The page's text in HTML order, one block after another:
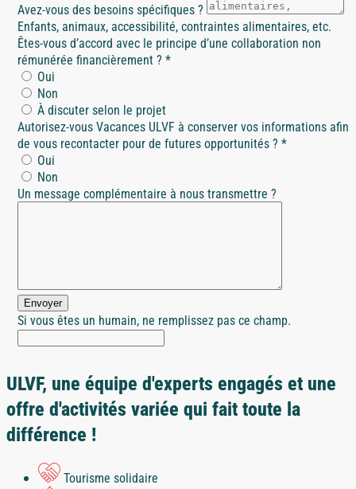
Avez-vous des besoins spécifiques ?
Enfants, animaux, accessibilité, contraintes alimentaires, etc.
Êtes-vous d’accord avec le principe d’une collaboration non
rémunérée financièrement ? *
Oui
Non
À discuter selon le projet
Autorisez-vous Vacances ULVF à conserver vos informations afin
de vous recontacter pour de futures opportunités ? *
Oui
Non
Un message complémentaire à nous transmettre ?
Envoyer
Si vous êtes un humain, ne remplissez pas ce champ.
ULVF, une équipe d'experts engagés et une
offre d'activités variée qui fait toute la
différence !
Tourisme solidaire